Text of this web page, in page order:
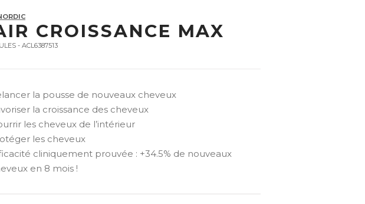
CROISSANCE MAX
- ACL6387513
la pousse de nouveaux cheveux
la croissance des cheveux
les cheveux de l’intérieur
les cheveux
cliniquement prouvée : +34.5% de nouveaux
en 8 mois !